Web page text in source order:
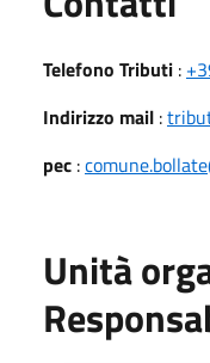
Telefono Tributi :
Indirizzo mail :
pec :
Unità